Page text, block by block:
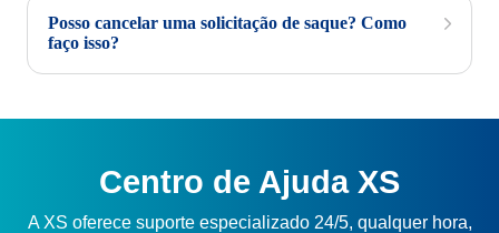
Posso cancelar uma solicitação de saque? Como
faço isso?
Centro de Ajuda XS
A XS oferece suporte especializado 24/5, qualquer hora,